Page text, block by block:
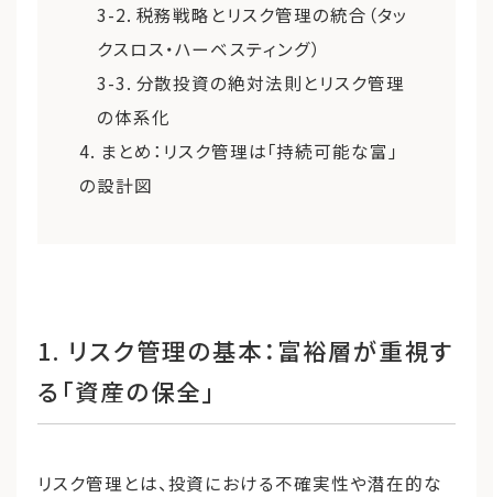
3-2. 税務戦略とリスク管理の統合（タッ
クスロス・ハーベスティング）
3-3. 分散投資の絶対法則とリスク管理
の体系化
4. まとめ：リスク管理は「持続可能な富」
の設計図
1. リスク管理の基本：富裕層が重視す
る「資産の保全」
リスク管理とは、投資における不確実性や潜在的な